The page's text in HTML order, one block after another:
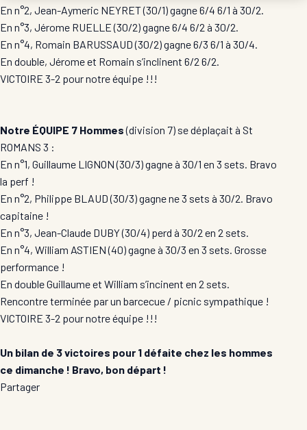
En n°2, Jean-Aymeric NEYRET (30/1) gagne 6/4 6/1 à 30/2.
En n°3, Jérome RUELLE (30/2) gagne 6/4 6/2 à 30/2.
En n°4, Romain BARUSSAUD (30/2) gagne 6/3 6/1 à 30/4.
En double, Jérome et Romain s’inclinent 6/2 6/2.
VICTOIRE 3-2 pour notre équipe !!!
Notre ÉQUIPE 7 Hommes(division 7) se déplaçait à St
ROMANS 3 :
En n°1, Guillaume LIGNON (30/3) gagne à 30/1 en 3 sets. Bravo
la perf !
En n°2, Philippe BLAUD (30/3) gagne ne 3 sets à 30/2. Bravo
capitaine !
En n°3, Jean-Claude DUBY (30/4) perd à 30/2 en 2 sets.
En n°4, William ASTIEN (40) gagne à 30/3 en 3 sets. Grosse
performance !
En double Guillaume et William s’incinent en 2 sets.
Rencontre terminée par un barcecue / picnic sympathique !
VICTOIRE 3-2 pour notre équipe !!!
Un bilan de 3 victoires pour 1 défaite chez les hommes
ce dimanche ! Bravo, bon départ !
Partager